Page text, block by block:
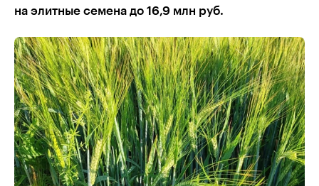
на элитные семена до 16,9 млн руб.